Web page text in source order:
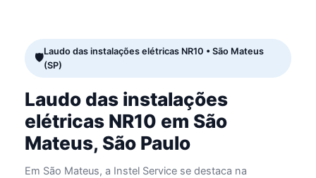
Laudo das instalações elétricas NR10 • São Mateus
(SP)
Laudo das instalações
elétricas NR10 em São
Mateus, São Paulo
Em São Mateus, a Instel Service se destaca na